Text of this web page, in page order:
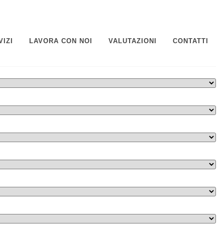
LAVORA CON NOI VALUTAZIONI CONTATTI